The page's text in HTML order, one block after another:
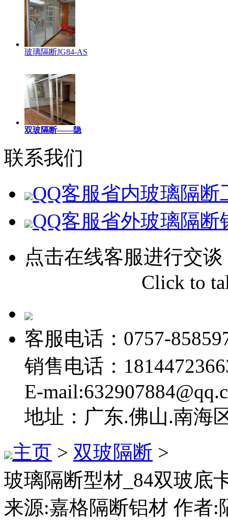
玻璃隔断JG84-AS
双玻隔断——隐
联系我们
QQ客服省内玻璃隔断
QQ客服省外玻璃隔断
点击在线客服进行交谈
Click to
客服电话：0757-
销售电话：
E-
地址：广东.佛山.南海
主页 > 双玻隔断 >
玻璃隔断型材_84双玻底
来源:嘉格隔断铝材 作者: